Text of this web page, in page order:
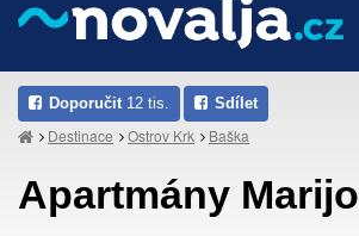
Doporučit 12 tis. Sdílet
Destinace Ostrov Krk Baška
Apartmány Marijo